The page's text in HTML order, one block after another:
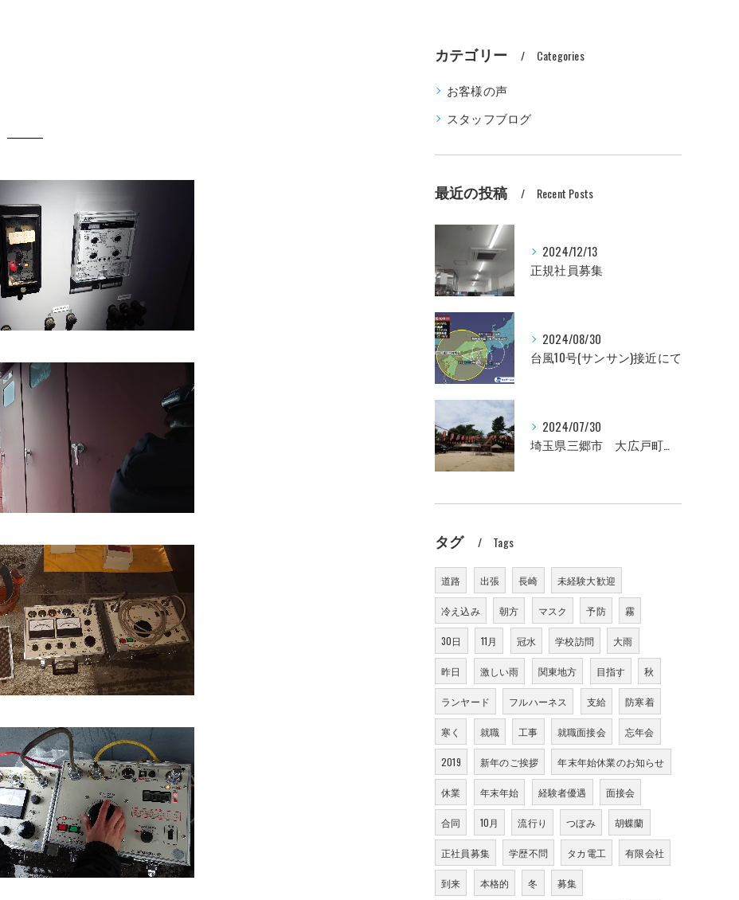
カテゴリー Categories
お客様の声
スタッフブログ
最近の投稿 Recent Posts
2024/12/13
正規社員募集
2024/08/30
台風10号(サンサン)接近にて
2024/07/30
埼玉県三郷市 大広戸町会納涼盆踊り大会のお知らせ 2024
タグ Tags
道路 出張 長崎 未経験大歓迎
冷え込み 朝方 マスク 予防 霧
30日 11月 冠水 学校訪問 大雨
昨日 激しい雨 関東地方 目指す 秋
ランヤード フルハーネス 支給 防寒着
寒く 就職 工事 就職面接会 忘年会
2019 新年のご挨拶 年末年始休業のお知らせ
休業 年末年始 経験者優遇 面接会
合同 10月 流行り つぼみ 胡蝶蘭
正社員募集 学歴不問 タカ電工 有限会社
到来 本格的 冬 募集